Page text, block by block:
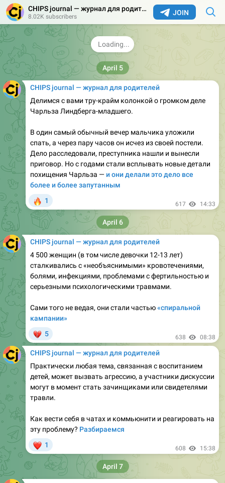
JOIN
CHIPS journal — журнал для родителей
8.02K subscribers
• простые сладкие леденцы на палочке (типа
петушков)
• мороженое
😱
CHIPS journal — журнал для родителей
Делимся с вами тру-крайм колонкой о громком деле
Чарльза Линдберга-младшего.
В один самый обычный вечер мальчика уложили
Дело расследовали, преступника нашли и вынесли
приговор. Но с годами стали всплывать новые детали
похищения Чарльза —и они делали это дело все
более и более запутанным
1
CHIPS journal — журнал для родителей
4 500 женщин (в том числе девочки 12-13 лет)
сталкивались с «необъяснимыми» кровотечениями,
болями, инфекциями, проблемами с фертильностью и
серьезными психологическими травмами.
Сами того не ведая, они стали частью«спиральной
5
CHIPS journal — журнал для родителей
Практически любая тема, связанная с воспитанием
детей, может вызвать агрессию, а участники дискуссии
могут в момент стать зачинщиками или свидетелями
травли.
Как вести себя в чатах и коммьюнити и реагировать на
1
CHIPS journal — журнал для родителей
17 декабря 1989 года на телеканале Fox вышла